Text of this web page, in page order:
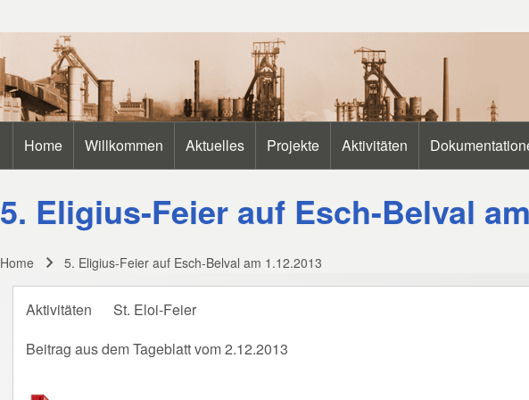
Search
Main navigation
Home Willkommen Aktuelles Projekte Aktivitäten
5. Eligius-Feier auf Esch-Belval
Breadcrumb
Home 5. Eligius-Feier auf Esch-Belval am 1.12.2013
Aktivitäten
St. Eloi-Feier
Beitrag aus dem Tageblatt vom 2.12.2013